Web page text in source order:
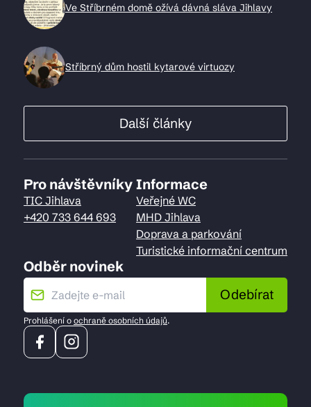
Ve Stříbrném domě ožívá dávná sláva Jihlavy
Stříbrný dům hostil kytarové virtuozy
Další články
Pro návštěvníky
TIC Jihlava
+420 733 644 693
Informace
Veřejné WC
MHD Jihlava
Doprava a parkování
Turistické informační centrum
Odběr novinek
Odebírat
Prohlášení o ochraně osobních údajů.